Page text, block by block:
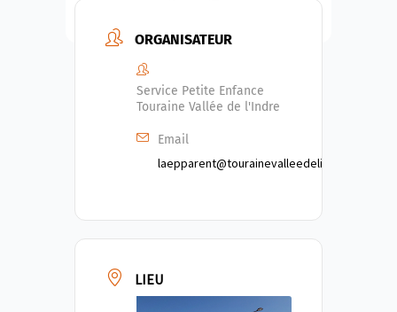
ORGANISATEUR
Service Petite Enfance
Touraine Vallée de l'Indre
Email
laepparent@tourainevalleedelindre.fr
LIEU